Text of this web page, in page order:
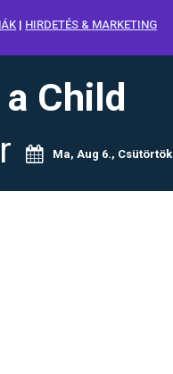
| HIRDETÉS & MARKETING
Child
Ma, Aug 6., Csütörtök